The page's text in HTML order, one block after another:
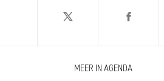
MEER IN AGENDA